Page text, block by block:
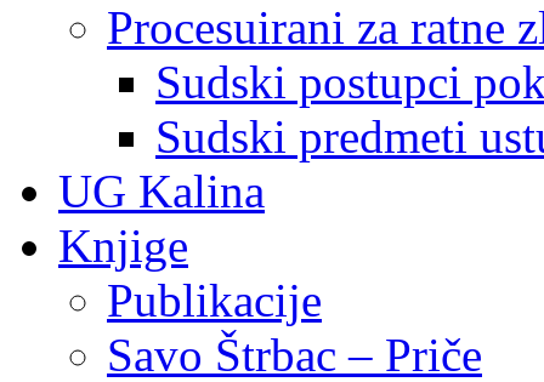
Procesuirani za ratne
Sudski postupci
Sudski predmeti
UG Kalina
Knjige
Publikacije
Savo Štrbac – Priče